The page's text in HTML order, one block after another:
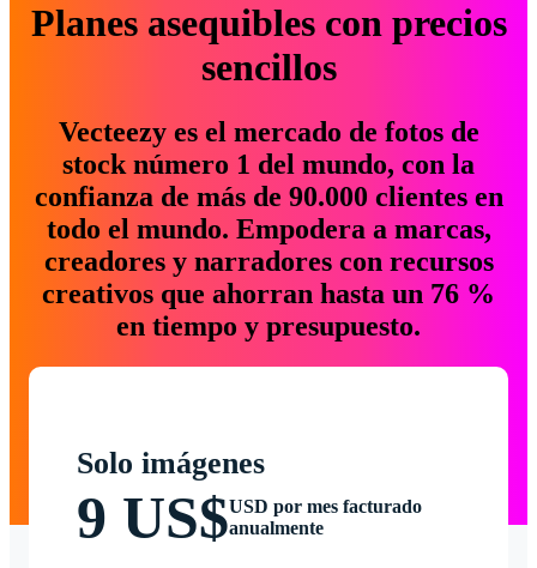
Planes asequibles con precios
sencillos
Vecteezy es el mercado de fotos de
stock número 1 del mundo, con la
confianza de más de 90.000 clientes en
todo el mundo. Empodera a marcas,
creadores y narradores con recursos
creativos que ahorran hasta un 76 %
en tiempo y presupuesto.
Solo imágenes
9 US$USD por mes facturado
anualmente